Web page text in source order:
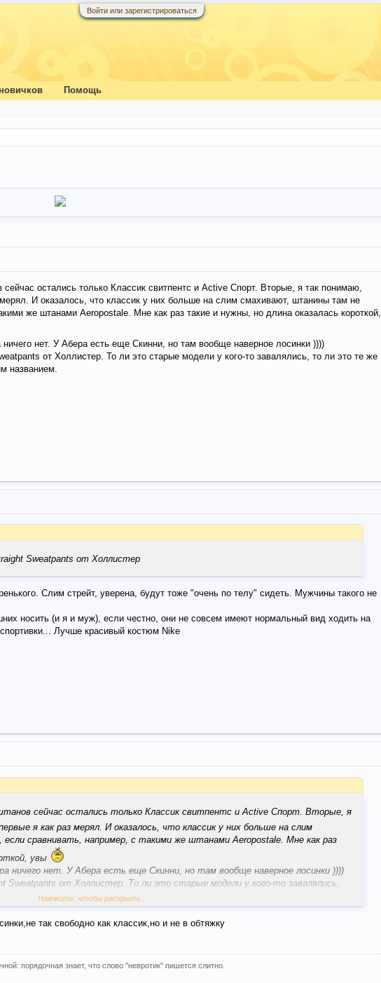
Войти или зарегистрироваться
остались только Классик свитпентс и Active Спорт. Вторые, я так понимаю,
И оказалось, что классик у них больше на слим смахивают, штанины там не
же штанами Aeropostale. Мне как раз такие и нужны, но длина оказалась короткой,
нет. У Абера есть еще Скинни, но там вообще наверное лосинки ))))
от Холлистер. То ли это старые модели у кого-то завалялись, то ли это те же
названием.
Sweatpants от Холлистер
Слим стрейт, уверена, будут тоже "очень по телу" сидеть. Мужчины такого не
носить (и я и муж), если честно, они не совсем имеют нормальный вид ходить на
Лучше красивый костюм Nike
сейчас остались только Классик свитпентс и Active Спорт. Вторые, я
я как раз мерял. И оказалось, что классик у них больше на слим
сравнивать, например, с такими же штанами Aeropostale. Мне как раз
увы
ничего нет. У Абера есть еще Скинни, но там вообще наверное лосинки ))))
от Холлистер. То ли это старые модели у кого-то завалялись,
соответствующим названием.
Нажмите, чтобы раскрыть...
так свободно как классик,но и не в обтяжку
порядочная знает, что слово "невротик" пишется слитно.
Помощь